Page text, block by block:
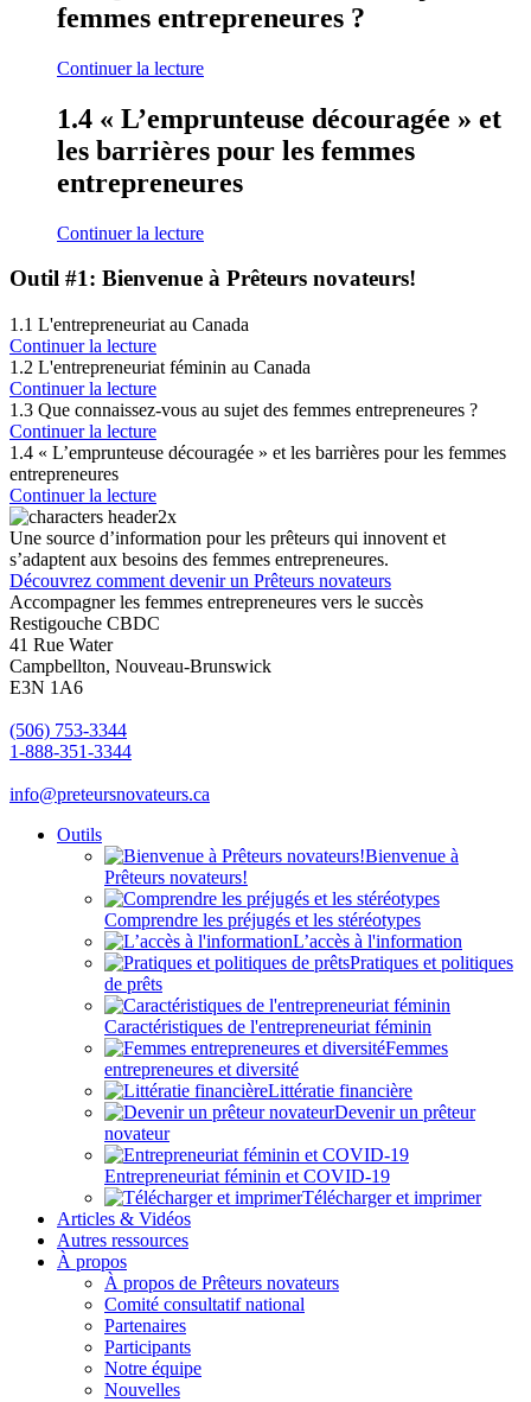
femmes entrepreneures ?
Continuer la lecture
1.4 « L’emprunteuse découragée » et
les barrières pour les femmes
entrepreneures
Continuer la lecture
Outil #1: Bienvenue à Prêteurs novateurs!
1.1 L'entrepreneuriat au Canada
Continuer la lecture
1.2 L'entrepreneuriat féminin au Canada
Continuer la lecture
1.3 Que connaissez-vous au sujet des femmes entrepreneures ?
Continuer la lecture
1.4 « L’emprunteuse découragée » et les barrières pour les femmes
entrepreneures
Continuer la lecture
Une source d’information pour les prêteurs qui innovent et
s’adaptent aux besoins des femmes entrepreneures.
Découvrez comment devenir un Prêteurs novateurs
Accompagner les femmes entrepreneures vers le succès
Restigouche CBDC
41 Rue Water
Campbellton, Nouveau-Brunswick
E3N 1A6
(506) 753-3344
1-888-351-3344
info@preteursnovateurs.ca
Outils
Bienvenue à
Prêteurs novateurs!
Comprendre les préjugés et les stéréotypes
L’accès à l'information
Pratiques et politiques
de prêts
Caractéristiques de l'entrepreneuriat féminin
Femmes
entrepreneures et diversité
Littératie financière
Devenir un prêteur
novateur
Entrepreneuriat féminin et COVID-19
Télécharger et imprimer
Articles & Vidéos
Autres ressources
À propos
À propos de Prêteurs novateurs
Comité consultatif national
Partenaires
Participants
Notre équipe
Nouvelles